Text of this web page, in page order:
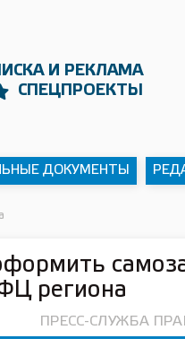
И РЕКЛАМА
СПЕЦПРОЕКТЫ
ДОКУМЕНТЫ
региона
ПРЕСС-СЛУЖБА